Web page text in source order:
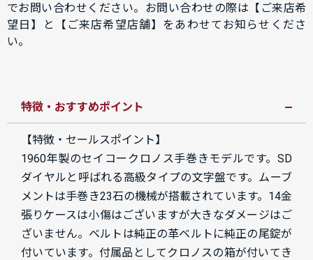
でお問い合わせください。お問い合わせの際は【ご来店希
望日】と【ご来店希望店舗】をあわせてお知らせくださ
い。
特徴・おすすめポイント
【特徴・セールスポイント】
1960年製のセイコークロノス手巻きモデルです。SD
ダイヤルと呼ばれる高級タイプの文字盤です。ムーブ
メントは手巻き23石の機械が搭載されています。14金
張りケースは小傷はございますが大きなダメージはご
ざいません。ベルトは純正の革ベルトに純正の尾錠が
付いています。付属品としてクロノスの箱が付いてき